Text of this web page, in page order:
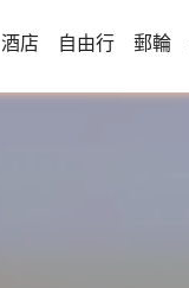
酒店 自由行 郵輪